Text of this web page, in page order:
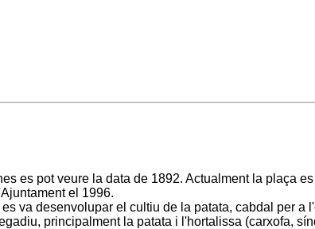
es pot veure la data de 1892. Actualment la plaça
el 1996.
va desenvolupar el cultiu de la patata, cabdal per a
principalment la patata i l'hortalissa (carxofa,